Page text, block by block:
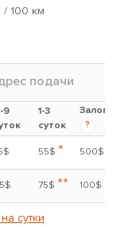
/ 100 км
подачи
9
1-3
суток
Залог
?
55$ * 500$
75$ ** 100$
сутки